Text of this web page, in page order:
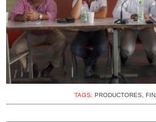
TAGS: PRODUCTORES,